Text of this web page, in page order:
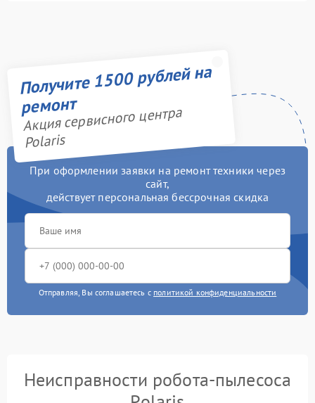
Получите 1500 рублей на
ремонт
Акция сервисного центра
Polaris
При оформлении заявки на ремонт техники через
сайт,
действует персональная бессрочная скидка
Отправляя, Вы соглашаетесь с политикой конфиденциальности
Неисправности робота-пылесоса